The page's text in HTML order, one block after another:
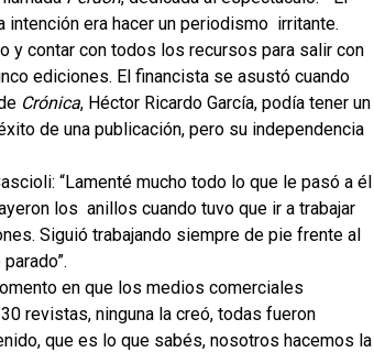
intención era hacer un periodismo irritante.
y contar con todos los recursos para salir con
ediciones. El financista se asustó cuando
Crónica, Héctor Ricardo García, podía tener un
de una publicación, pero su independencia
“Lamenté mucho todo lo que le pasó a él
los anillos cuando tuvo que ir a trabajar
Siguió trabajando siempre de pie frente al
en que los medios comerciales
revistas, ninguna la creó, todas fueron
que es lo que sabés, nosotros hacemos la